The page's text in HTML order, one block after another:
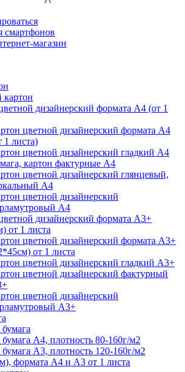
картон
дизайнерский формата А4 (от 1
цветной дизайнерский формата А4
1 листа)
цветной дизайнерский гладкий А4
картон фактурные А4
цветной дизайнерский глянцевый,
А4
цветной дизайнерский
А4
дизайнерский формата А3+
от 1 листа
цветной дизайнерский формата А3+
от 1 листа
цветной дизайнерский гладкий А3+
цветной дизайнерский фактурный
цветной дизайнерский
А3+
А4, плотность 80-160г/м2
А3, плотность 120-160г/м2
формата А4 и А3 от 1 листа